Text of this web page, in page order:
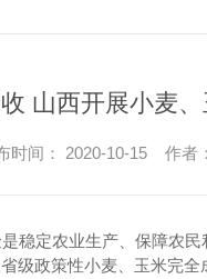
山西开展小麦
时间： 2020-10-15 作者
定农业生产、保障农民
级政策性小麦、玉米完